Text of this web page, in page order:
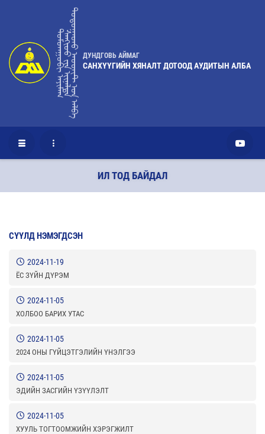
ᠳᠤᠮᠳᠠᠭᠣᠪᠢ ᠠᠶᠢᠮᠠᠭᠰᠠᠩᢈᠦᠦ ᠶ᠋ᠢᠨ ᢈᠢᠨᠠᠯᠲᠠᠳᠣᠲᠤᠭᠠᠳᠤ ᠠᠦᠳᠢᠲ ᠤ᠋ᠨ ᠠᠯᠪᠠ ДУНДГОВЬ АЙМАГ
САНХҮҮГИЙН ХЯНАЛТ ДОТООД АУДИТЫН АЛБА
ИЛ ТОД БАЙДАЛ
СҮҮЛД НЭМЭГДСЭН
2024-11-19
ЁС ЗҮЙН ДҮРЭМ
2024-11-05
ХОЛБОО БАРИХ УТАС
2024-11-05
2024 ОНЫ ГҮЙЦЭТГЭЛИЙН ҮНЭЛГЭЭ
2024-11-05
ЭДИЙН ЗАСГИЙН ҮЗҮҮЛЭЛТ
2024-11-05
ХУУЛЬ ТОГТООМЖИЙН ХЭРЭГЖИЛТ